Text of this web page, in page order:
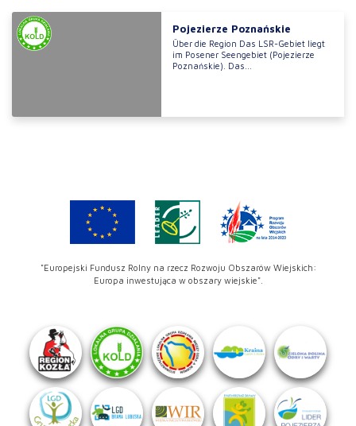
Pojezierze Poznańskie
Über die Region Das LSR-Gebiet liegt
im Posener Seengebiet (Pojezierze
Poznańskie). Das...
"Europejski Fundusz Rolny na rzecz Rozwoju Obszarów Wiejskich:
Europa inwestująca w obszary wiejskie".